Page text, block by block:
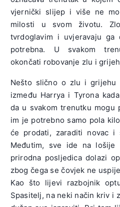
vjernički slijep i više ne
milosti u svom životu.
tvrdoglavim i uvjeravaju
potrebna. U svakom
okončati robovanje zlu i
Nešto slično o zlu i grijehu
između Harrya i Tyrona
da u svakom trenutku mogu
im je potrebno samo pola
će prodati, zaraditi novac
Međutim, sve ide na
prirodna posljedica dolazi
zbog čega se čovjek ne
Kao što lijevi razbojnik
Spasitelj, na neki način kriv i